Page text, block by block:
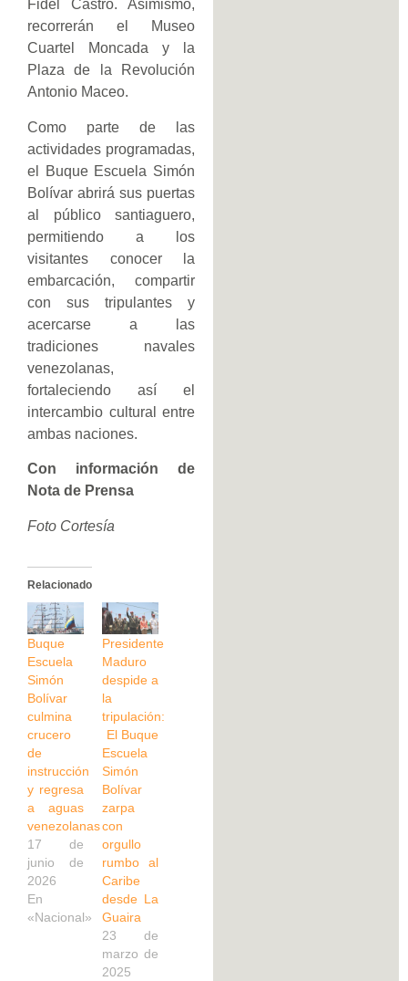
Fidel Castro. Asimismo,
recorrerán el Museo
Cuartel Moncada y la
Plaza de la Revolución
Antonio Maceo.
Como parte de las
actividades programadas,
el Buque Escuela Simón
Bolívar abrirá sus puertas
al público santiaguero,
permitiendo a los
visitantes conocer la
embarcación, compartir
con sus tripulantes y
acercarse a las
tradiciones navales
venezolanas,
fortaleciendo así el
intercambio cultural entre
ambas naciones.
Con información de
Nota de Prensa
Foto Cortesía
Relacionado
Buque
Escuela
Simón
Bolívar
culmina
crucero
de
instrucción
y regresa
a aguas
venezolanas
17 de
junio de
2026
En
«Nacional»
Presidente
Maduro
despide a
la
tripulación:
El Buque
Escuela
Simón
Bolívar
zarpa
con
orgullo
rumbo al
Caribe
desde La
Guaira
23 de
marzo de
2025